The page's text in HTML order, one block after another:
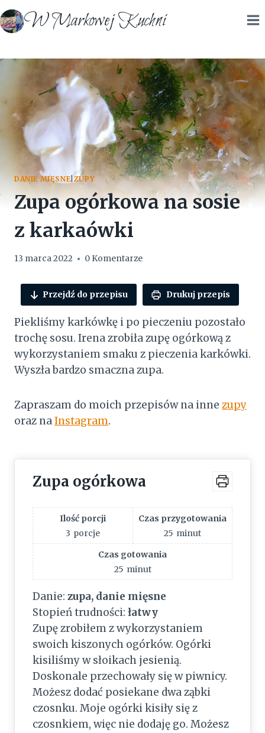
Przejdź
do
W Markowej Kuchni
DANIE MIĘSNE| ZUPY
Zupa ogórkowa na sosie
z karkaówki
13 marca 2022 0 Komentarze
Przejdź do przepisu Drukuj przepis
Piekliśmy karkówkę i po pieczeniu pozostało
trochę sosu. Irena zrobiła zupę ogórkową z
wykorzystaniem smaku z pieczenia karkówki.
Wyszła bardzo smaczna zupa.
Zapraszam do moich przepisów na inne zupy
oraz naInstagram.
Zupa ogórkowa
Ilość porcji
3 porcje
Czas przygotowania
25 minut
Czas gotowania
25 minut
Danie: zupa, danie mięsne
Stopień trudności: łatwy
Zupę zrobiłem z wykorzystaniem
swoich kiszonych ogórków. Ogórki
kisiliśmy w słoikach jesienią.
Doskonale przechowały się w piwnicy.
Możesz dodać posiekane dwa ząbki
czosnku. Moje ogórki kisiły się z
czosnkiem, więc nie dodaję go. Możesz